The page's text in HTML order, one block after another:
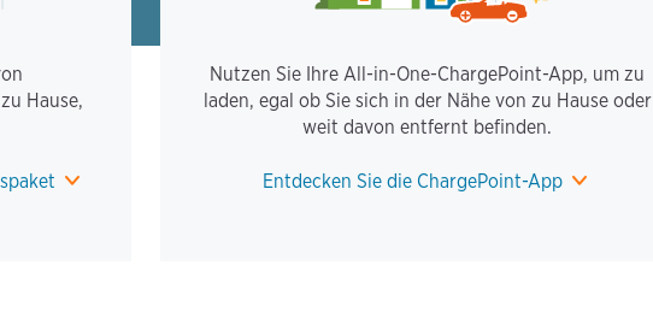
Hause,
Nutzen Sie Ihre All-in-One-ChargePoint-App, um zu
laden, egal ob Sie sich in der Nähe von zu Hause oder
weit davon entfernt befinden.
Entdecken Sie die ChargePoint-App